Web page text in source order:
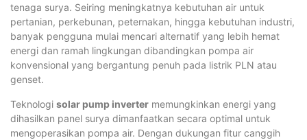
tenaga surya. Seiring meningkatnya kebutuhan air untuk
pertanian, perkebunan, peternakan, hingga kebutuhan industri,
banyak pengguna mulai mencari alternatif yang lebih hemat
energi dan ramah lingkungan dibandingkan pompa air
konvensional yang bergantung penuh pada listrik PLN atau
genset.
Teknologi solar pump inverter memungkinkan energi yang
dihasilkan panel surya dimanfaatkan secara optimal untuk
mengoperasikan pompa air. Dengan dukungan fitur canggih